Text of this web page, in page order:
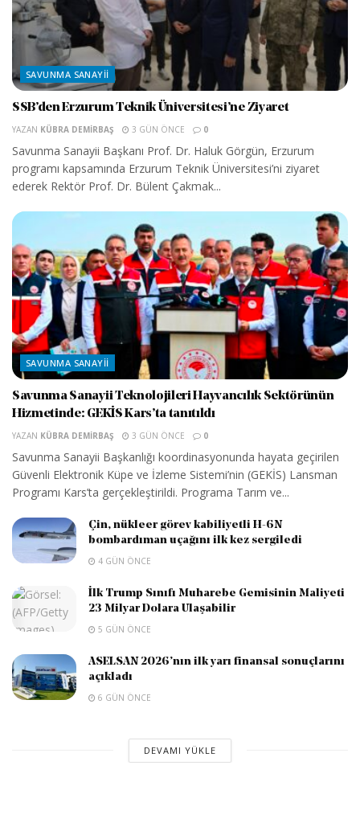
SAVUNMA SANAYII
SSB’den Erzurum Teknik Üniversitesi’ne Ziyaret
YAZAN KÜBRA DEMIRBAŞ 3 GÜN ÖNCE 0
Savunma Sanayii Başkanı Prof. Dr. Haluk Görgün, Erzurum
programı kapsamında Erzurum Teknik Üniversitesi’ni ziyaret
ederek Rektör Prof. Dr. Bülent Çakmak...
SAVUNMA SANAYII
Savunma Sanayii Teknolojileri Hayvancılık Sektörünün
Hizmetinde: GEKİS Kars’ta tanıtıldı
YAZAN KÜBRA DEMIRBAŞ 3 GÜN ÖNCE 0
Savunma Sanayii Başkanlığı koordinasyonunda hayata geçirilen
Güvenli Elektronik Küpe ve İzleme Sistemi’nin (GEKİS) Lansman
Programı Kars’ta gerçekleştirildi. Programa Tarım ve...
Çin, nükleer görev kabiliyetli H-6N
bombardıman uçağını ilk kez sergiledi
4 GÜN ÖNCE
İlk Trump Sınıfı Muharebe Gemisinin Maliyeti
23 Milyar Dolara Ulaşabilir
5 GÜN ÖNCE
ASELSAN 2026’nın ilk yarı finansal sonuçlarını
açıkladı
6 GÜN ÖNCE
DEVAMI YÜKLE